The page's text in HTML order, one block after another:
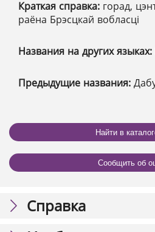
Краткая справка: горад,
раёна Брэсцкай вобласці
Названия на других языках:
Предыдущие названия:
Найти в
Сообщить об
Справка